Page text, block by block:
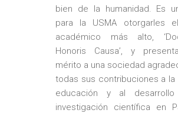
bien de la humanidad. Es
para la USMA otorgarles
académico más alto,
Honoris Causa’, y
mérito a una sociedad
todas sus contribuciones a la
educación y al
investigación científica en